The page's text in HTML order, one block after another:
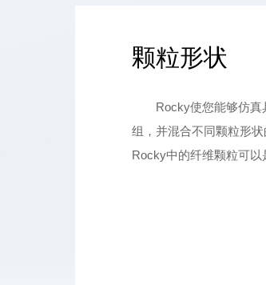
颗粒形状
Rocky使您能够仿
组，并混合不同颗粒形
Rocky中的纤维颗粒可以